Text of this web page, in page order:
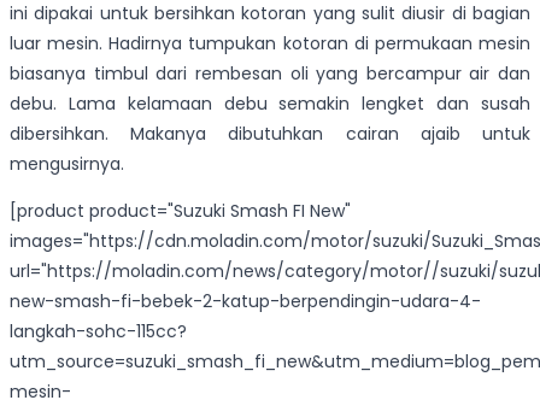
ini dipakai untuk bersihkan kotoran yang sulit diusir di bagian
luar mesin. Hadirnya tumpukan kotoran di permukaan mesin
biasanya timbul dari rembesan oli yang bercampur air dan
debu. Lama kelamaan debu semakin lengket dan susah
dibersihkan. Makanya dibutuhkan cairan ajaib untuk
mengusirnya.
[product product="Suzuki Smash FI New"
images="https://cdn.moladin.com/motor/suzuki/
url="https://moladin.com/news/category/motor//suzuki/
new-smash-fi-bebek-2-katup-berpendingin-udara-4-
langkah-sohc-115cc?
mesin-